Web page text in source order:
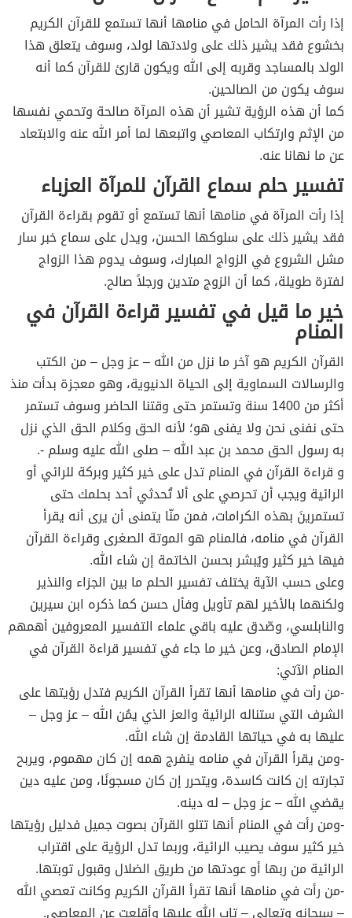
إذا رأت المرآة الحامل في منامها أنها تستمع للقرآن الكريم
بخشوع فقد يشير ذلك على ولادتها لولد، وسوف يتعلق هذا
الولد بالمساجد وقربه إلى الله ويكون قارئ للقرآن كما أنه
سوف يكون من الصالحين.
كما أن هذه الرؤية تشير أن هذه المرآة صالحة وتحمي نفسها
من الإثم وارتكاب المعاصي واتبعها لما أمر الله عنه والابتعاد
عن ما نهانا عنه.
تفسير حلم سماع القرآن للمرآة العزباء
إذا رأت المرآة في منامها أنها تستمع أو تقوم بقراءة القرآن
فقد يشير ذلك على سلوكها الحسن، ويدل على سماع خبر سار
مشل الشروع في الزواج المبارك، وسوف يدوم هذا الزواج
لفترة طويلة، كما أن الزوج متدين ورجلاً صالح.
خير ما قيل في تفسير قراءة القرآن في
المنام
القرآن الكريم هو آخر ما نزل من الله – عز وجل – من الكتب
والرسالات السماوية إلى الحياة الدنيوية، وهو معجزة بدأت منذ
أكثر من 1400 سنة وتستمر حتى وقتنا الحاضر وسوف تستمر
حتى نفنى نحن ولا يفنى هو؛ لأنه الحق وكلام الحق الذي نزل
به رسول الحق محمد بن عبد الله – صلى الله عليه وسلم -.
و قراءة القرآن في المنام تدل على خير كثير وبركة للرائي أو
الرائية ويجب أن تحرصي على ألا تُحدثي أحد بحلمك حتى
تستمرينَ بهذه الكرامات، فمن منّا يتمنى أن يرى أنه يقرأ
القرآن في منامه، فالمنام هو الموتة الصغرى وقراءة القرآن
فيها خير كثير ويُبشر بحسن الخاتمة إن شاء الله.
وعلى حسب الآية يختلف تفسير الحلم ما بين الجزاء والنذير
ولكنهما بالأخير لهم تأويل وفأل حسن كما ذكره ابن سيرين
والنابلسي، وصّدق عليه باقي علماء التفسير المعروفين أهمهم
الإمام الصادق، وعن خير ما جاء في تفسير قراءة القرآن في
المنام الآتي:
-من رأت في منامها أنها تقرأ القرآن الكريم فتدل رؤيتها على
الشرف التي ستناله الرائية والعز الذي يمُن الله – عز وجل –
عليها به في حياتها القادمة إن شاء الله.
-ومن يقرأ القرآن في منامه ينفرج همه إن كان مهموم، ويربح
تجارته إن كانت كاسدة، ويتحرر إن كان مسجونًا، ومن عليه دين
يقضي الله – عز وجل – له دينه.
-ومن رأت في المنام أنها تتلو القرآن بصوت جميل فدليل رؤيتها
خير كثير سوف يصيب الرائية، وربما تدل الرؤية على اقتراب
الرائية من ربها أو عودتها من طريق الضلال وقبول توبتها.
-من رأت في منامها أنها تقرأ القرآن الكريم وكانت تعصي الله